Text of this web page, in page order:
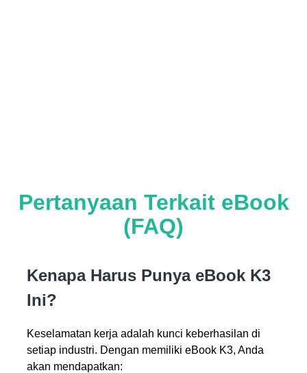
Pertanyaan Terkait eBook
(FAQ)
Kenapa Harus Punya eBook K3
Ini?
Keselamatan kerja adalah kunci keberhasilan di
setiap industri. Dengan memiliki eBook K3, Anda
akan mendapatkan: